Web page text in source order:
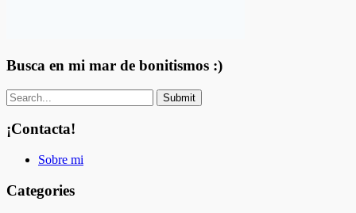
Busca en mi mar de bonitismos :)
¡Contacta!
Sobre mi
Categories